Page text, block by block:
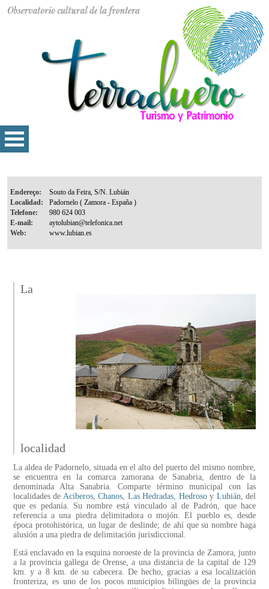
Endereço:
Localidad:
Telefone:
E-mail:
Web:
La
localidad
La aldea de Padornelo, situada en el alto del puerto del mismo nombre,
se encuentra en la comarca zamorana de Sanabria, dentro de la
denominada Alta Sanabria. Comparte término municipal con las
localidades de Aciberos,Chanos, Las Hedradas, Hedrosoy Lubián, del
que es pedanía. Su nombre está vinculado al de Padrón, que hace
referencia a una piedra delimitadora o mojón. El pueblo es, desde
época protohistórica, un lugar de deslinde; de ahí que su nombre haga
alusión a una piedra de delimitación jurisdiccional.
Está enclavado en la esquina noroeste de la provincia de Zamora, junto
a la provincia gallega de Orense, a una distancia de la capital de 129
km. y a 8 km. de su cabecera. De hecho, gracias a esa localización
fronteriza, es uno de los pocos municipios bilingües de la provincia